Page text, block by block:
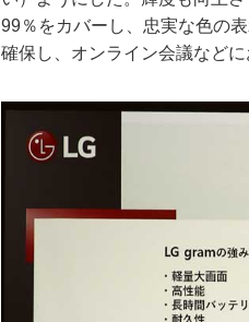
99％をカバーし、忠実な色の
確保し、オンライン会議など